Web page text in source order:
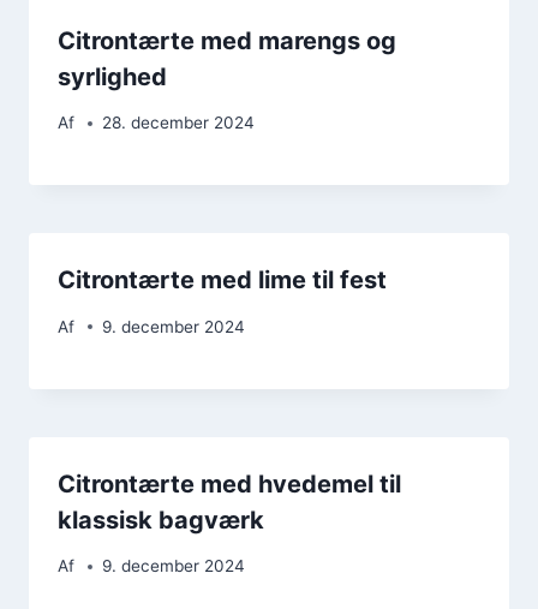
Citrontærte med marengs og
syrlighed
Af 28. december 2024
Citrontærte med lime til fest
Af 9. december 2024
Citrontærte med hvedemel til
klassisk bagværk
Af 9. december 2024